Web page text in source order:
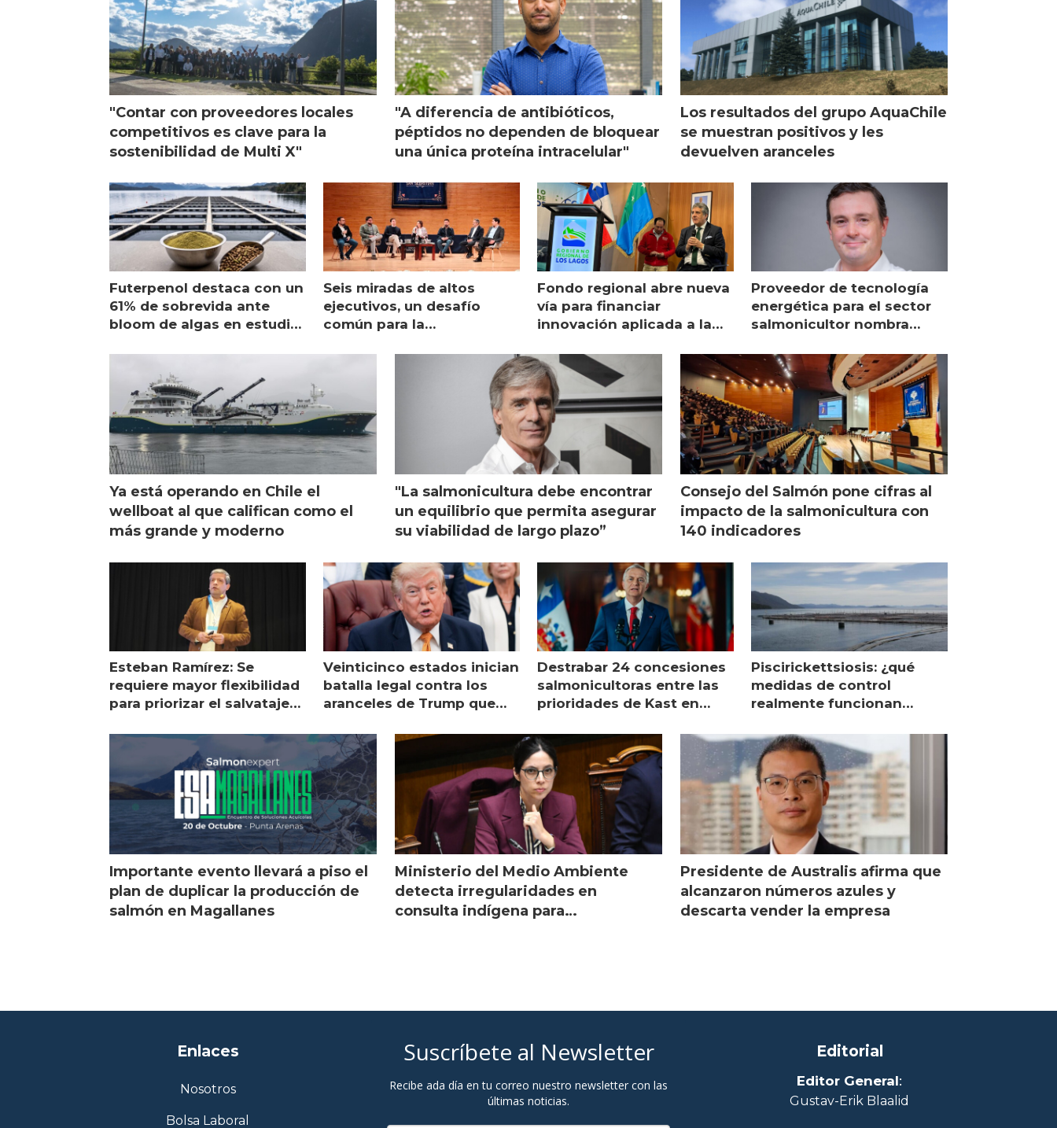
"Contar con proveedores locales
competitivos es clave para la
sostenibilidad de Multi X"
"A diferencia de antibióticos,
péptidos no dependen de bloquear
una única proteína intracelular"
Los resultados del grupo AquaChile
se muestran positivos y les
devuelven aranceles
Futerpenol destaca con un
61% de sobrevida ante
bloom de algas en estudio
Seis miradas de altos
ejecutivos, un desafío
común para la
Fondo regional abre nueva
vía para financiar
innovación aplicada a la
Proveedor de tecnología
energética para el sector
salmonicultor nombra
Ya está operando en Chile el
wellboat al que califican como el
más grande y moderno
"La salmonicultura debe encontrar
un equilibrio que permita asegurar
su viabilidad de largo plazo”
Consejo del Salmón pone cifras al
impacto de la salmonicultura con
140 indicadores
Esteban Ramírez: Se
requiere mayor flexibilidad
para priorizar el salvataje
Veinticinco estados inician
batalla legal contra los
aranceles de Trump que
Destrabar 24 concesiones
salmonicultoras entre las
prioridades de Kast en
Piscirickettsiosis: ¿qué
medidas de control
realmente funcionan
Importante evento llevará a piso el
plan de duplicar la producción de
salmón en Magallanes
Ministerio del Medio Ambiente
detecta irregularidades en
consulta indígena para
Presidente de Australis afirma que
alcanzaron números azules y
descarta vender la empresa
Enlaces
Nosotros
Bolsa Laboral
Suscríbete al Newsletter
Recibe ada día en tu correo nuestro newsletter con las
últimas noticias.
Editorial
Editor General:
Gustav-Erik Blaalid